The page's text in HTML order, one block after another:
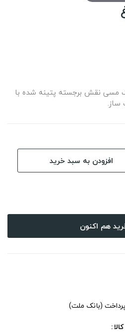
مسی نقش برجسته پتینه شده با
ساز.
افزودن به سبد خرید
هم اکنون
(بانک ملت)